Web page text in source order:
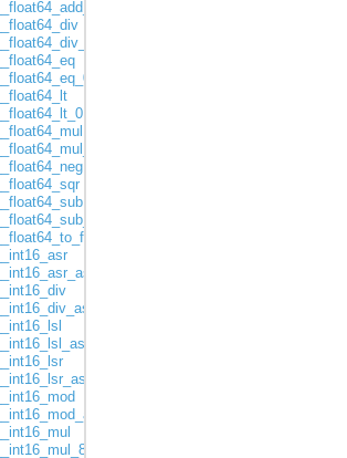
__float64_add_asgn
__float64_div
__float64_div_asgn
__float64_eq
__float64_eq_0
__float64_lt
__float64_lt_0
__float64_mul
__float64_mul_asgn
__float64_neg
__float64_sqr
__float64_sub
__float64_sub_asgn
__float64_to_float32
__int16_asr
__int16_asr_asgn
__int16_div
__int16_div_asgn
__int16_lsl
__int16_lsl_asgn
__int16_lsr
__int16_lsr_asgn
__int16_mod
__int16_mod_asgn
__int16_mul
__int16_mul_8x8